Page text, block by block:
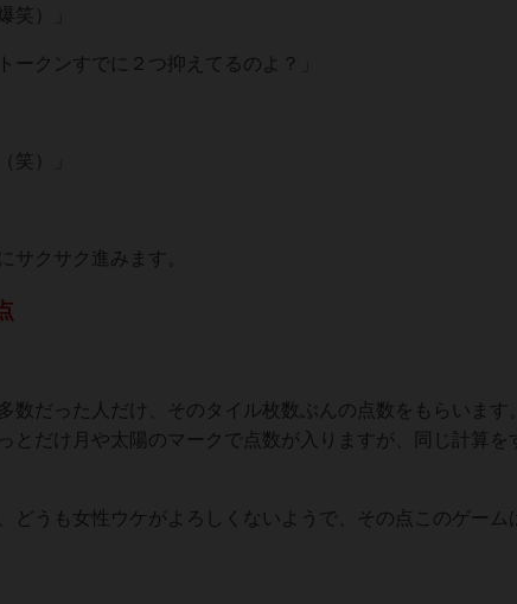
笑）」
クンすでに２つ抑えてるのよ？」
笑）」
サクサク進みます。
数だった人だけ、そのタイル枚数ぶんの点数をもらいます
とだけ月や太陽のマークで点数が入りますが、同じ計算を
どうも女性ウケがよろしくないようで、その点このゲーム